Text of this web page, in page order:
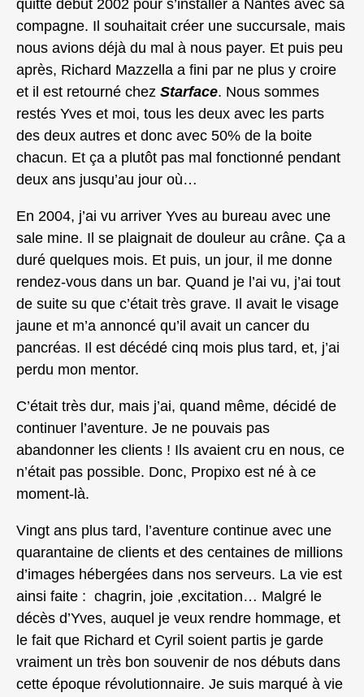
quitté début 2002 pour s’installer à Nantes avec sa
compagne. Il souhaitait créer une succursale, mais
nous avions déjà du mal à nous payer. Et puis peu
après, Richard Mazzella a fini par ne plus y croire
et il est retourné chez Starface. Nous sommes
restés Yves et moi, tous les deux avec les parts
des deux autres et donc avec 50% de la boite
chacun. Et ça a plutôt pas mal fonctionné pendant
deux ans jusqu’au jour où…
En 2004, j’ai vu arriver Yves au bureau avec une
sale mine. Il se plaignait de douleur au crâne. Ça a
duré quelques mois. Et puis, un jour, il me donne
rendez-vous dans un bar. Quand je l’ai vu, j’ai tout
de suite su que c’était très grave. Il avait le visage
jaune et m’a annoncé qu’il avait un cancer du
pancréas. Il est décédé cinq mois plus tard, et, j’ai
perdu mon mentor.
C’était très dur, mais j’ai, quand même, décidé de
continuer l’aventure. Je ne pouvais pas
abandonner les clients ! Ils avaient cru en nous, ce
n’était pas possible. Donc, Propixo est né à ce
moment-là.
Vingt ans plus tard, l’aventure continue avec une
quarantaine de clients et des centaines de millions
d’images hébergées dans nos serveurs. La vie est
ainsi faite : chagrin, joie ,excitation… Malgré le
décès d’Yves, auquel je veux rendre hommage, et
le fait que Richard et Cyril soient partis je garde
vraiment un très bon souvenir de nos débuts dans
cette époque révolutionnaire. Je suis marqué à vie